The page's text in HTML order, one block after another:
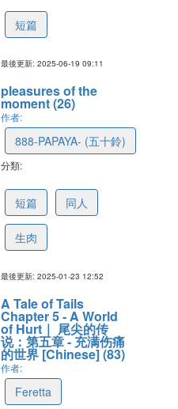
短篇
最後更新: 2025-06-19 09:11
pleasures of the
moment (26)
作者:
888-PAPAYA- (五十鈴)
分類:
短篇 同人
生肉
最後更新: 2025-01-23 12:52
A Tale of Tails
Chapter 5 - A World
of Hurt｜ 尾尖的传
说：第五章 - 充满伤痛
的世界 [Chinese] (83)
作者:
Feretta